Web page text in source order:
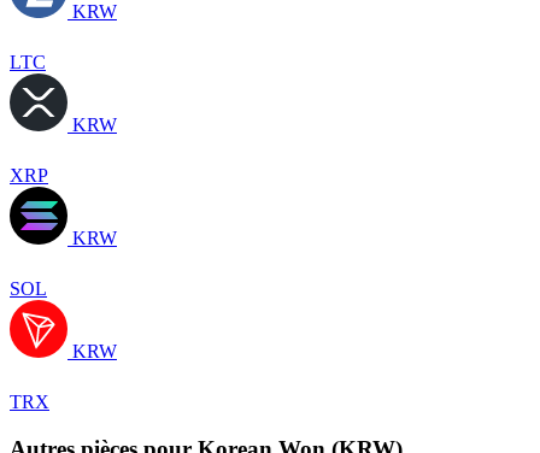
KRW
LTC
KRW
XRP
KRW
SOL
KRW
TRX